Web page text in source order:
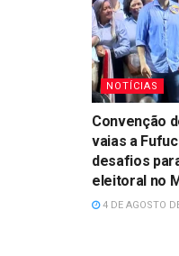
NOTÍCIAS
Convenção
vaias a
desafios
eleitoral no
4 DE AGOSTO